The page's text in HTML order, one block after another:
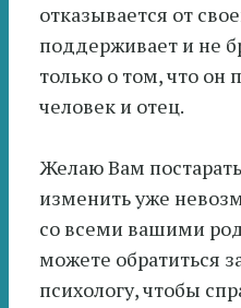
отказывается от
поддерживает и не
только о том, что
человек и отец.
Желаю Вам
изменить уже
со всеми вашими
можете обратиться
психологу, чтобы